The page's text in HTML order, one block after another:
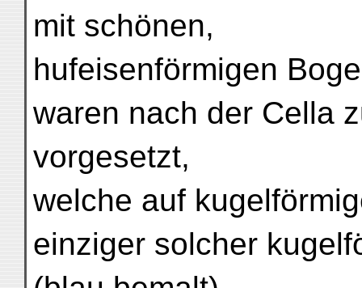
mit schönen,
hufeisenförmigen
waren nach der Cella
vorgesetzt,
welche auf
einziger solcher